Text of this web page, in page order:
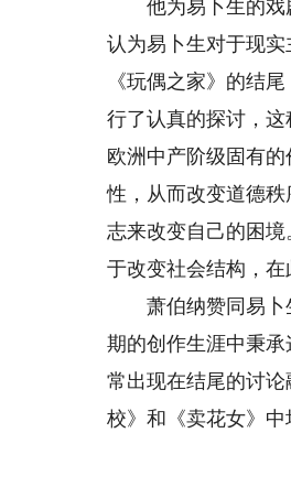
他为易卜生的戏剧
认为易卜生对于现
《玩偶之家》的结
行了认真的探讨，
欧洲中产阶级固有
性，从而改变道德
志来改变自己的困
于改变社会结构，在
萧伯纳赞同易卜生
期的创作生涯中秉
常出现在结尾的讨
校》和《卖花女》中